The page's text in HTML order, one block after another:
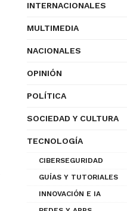
INTERNACIONALES
MULTIMEDIA
NACIONALES
OPINIÓN
POLÍTICA
SOCIEDAD Y CULTURA
TECNOLOGÍA
CIBERSEGURIDAD
GUÍAS Y TUTORIALES
INNOVACIÓN E IA